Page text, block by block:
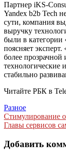
Партнер iKS-
Yandex b2b Tech
сути, компания
выручку
были в
поясняет эксперт.
более
технологические
стабильно
Читайте РБК в
Разное
Навигация
по
записям
Стимулирование
Главы сервисов
Добавить